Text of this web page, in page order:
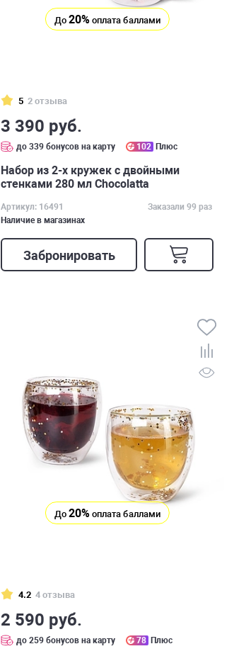
До 20% оплата баллами
5 2 отзыва
3 390 руб.
до 339 бонусов на карту 102 Плюс
Набор из 2-х кружек с двойными
стенками 280 мл Chocolatta
Артикул: 16491
Заказали 99 раз
Наличие в магазинах
Забронировать
До 20% оплата баллами
4.2 4 отзыва
2 590 руб.
до 259 бонусов на карту 78 Плюс